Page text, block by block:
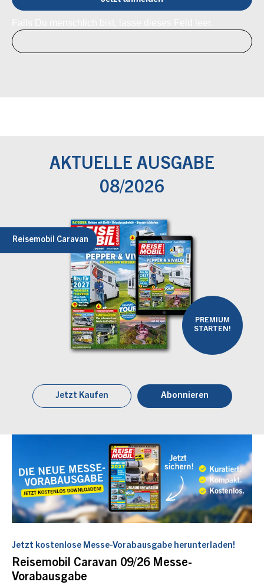
AKTUELLE AUSGABE
08/2026
Reisemobil Caravan
PREMIUM
STARTEN!
Jetzt Kaufen Abonnieren
Jetzt kostenlose Messe-Vorabausgabe herunterladen!
Reisemobil Caravan 09/26 Messe-
Vorabausgabe